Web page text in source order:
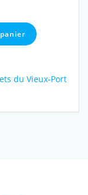
du Vieux-Port